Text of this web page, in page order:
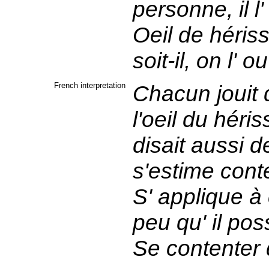
personne, il
Oeil de
soit-il, on l'
French interpretation
Chacun jouit
l'oeil du
disait aussi
s'estime
S' applique
peu qu' il
Se